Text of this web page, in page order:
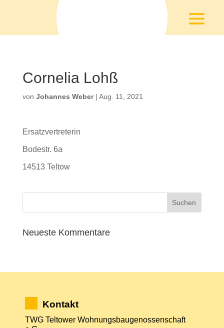
Cornelia Lohß
von Johannes Weber| Aug. 11, 2021
Ersatzvertreterin
Bodestr. 6a
14513 Teltow
Neueste Kommentare
Kontakt
TWG Teltower Wohnungsbaugenossenschaft